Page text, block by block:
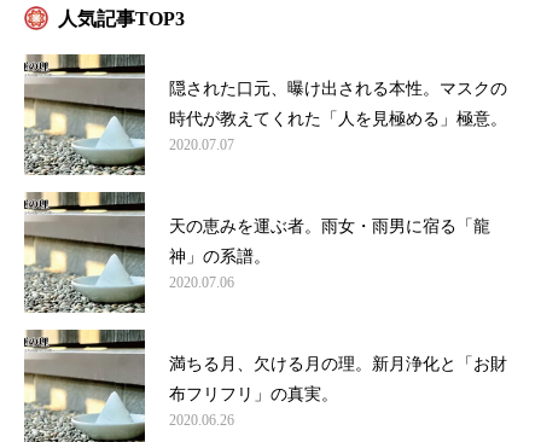
人気記事TOP3
隠された口元、曝け出される本性。マスクの
時代が教えてくれた「人を見極める」極意。
2020.07.07
天の恵みを運ぶ者。雨女・雨男に宿る「龍
神」の系譜。
2020.07.06
満ちる月、欠ける月の理。新月浄化と「お財
布フリフリ」の真実。
2020.06.26